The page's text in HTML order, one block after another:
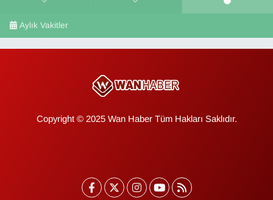
Aylık Vakitler
Copyright © 2025 Wan Haber Tüm Hakları Saklıdır.